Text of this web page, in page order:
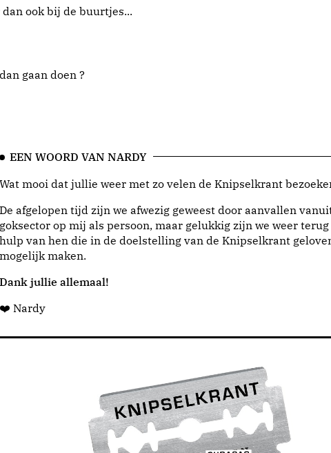
ook bij de buurtjes...
gaan doen ?
EEN WOORD VAN NARDY
Wat mooi dat jullie weer met zo velen de Knipselkrant
De afgelopen tijd zijn we afwezig geweest door aanvallen
goksector op mij als persoon, maar gelukkig zijn we weer
hulp van hen die in de doelstelling van de Knipselkrant
mogelijk maken.
Dank jullie allemaal!
❤️ Nardy